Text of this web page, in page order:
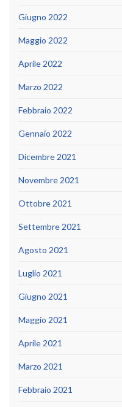
Giugno 2022
Maggio 2022
Aprile 2022
Marzo 2022
Febbraio 2022
Gennaio 2022
Dicembre 2021
Novembre 2021
Ottobre 2021
Settembre 2021
Agosto 2021
Luglio 2021
Giugno 2021
Maggio 2021
Aprile 2021
Marzo 2021
Febbraio 2021